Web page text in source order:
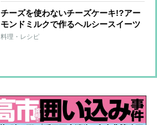
チーズを使わないチーズケーキ!?アー
モンドミルクで作るヘルシースイーツ
【市橋有里の美レシピ】
料理・レシピ